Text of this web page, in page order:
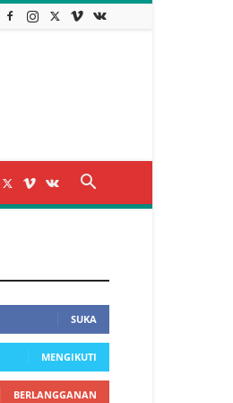
SUKA
MENGIKUTI
BERLANGGANAN